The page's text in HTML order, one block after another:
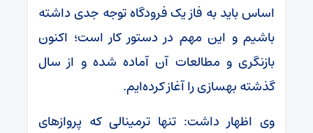
اساس باید به فاز یک فرودگاه توجه جدی داشته
باشیم و این مهم در دستور کار است؛ اکنون
بازنگری و مطالعات آن آماده شده و از سال
گذشته بهسازی را آغاز کرده‌ایم.
وی اظهار داشت: تنها ترمینالی که پروازهای